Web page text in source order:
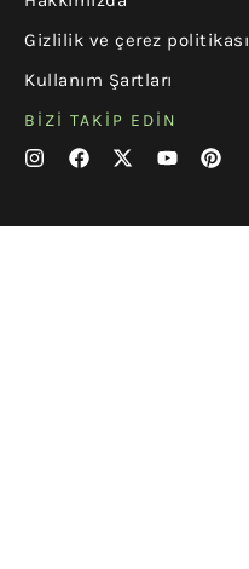
Gizlilik ve çerez politikası
Kullanım Şartları
BIZI TAKIP EDIN